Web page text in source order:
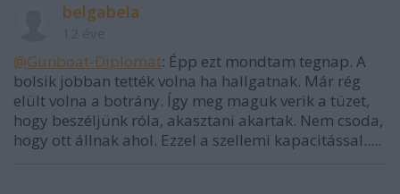
belgabela
@Gunboat-Diplomat: Épp ezt mondtam tegnap. A
bolsik jobban tették volna ha hallgatnak. Már rég
elült volna a botrány. Így meg maguk verik a tüzet,
hogy beszéljünk róla, akasztani akartak. Nem csoda,
hogy ott állnak ahol. Ezzel a szellemi kapacitással.....